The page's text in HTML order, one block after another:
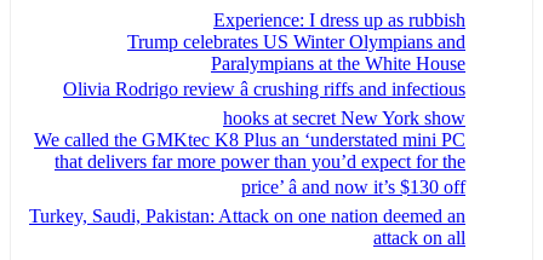
Experience: I dress up as rubbish
Trump celebrates US Winter Olympians and
Paralympians at the White House
Olivia Rodrigo review â crushing riffs and infectious
hooks at secret New York show
We called the GMKtec K8 Plus an ‘understated mini PC
that delivers far more power than you’d expect for the
price’ â and now it’s $130 off
Turkey, Saudi, Pakistan: Attack on one nation deemed an
attack on all